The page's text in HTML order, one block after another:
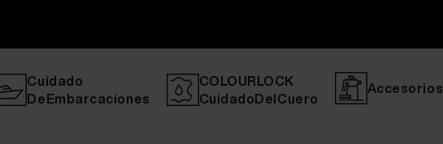
Cuidado
DeEmbarcaciones
COLOURLOCK
CuidadoDelCuero
Accesorios